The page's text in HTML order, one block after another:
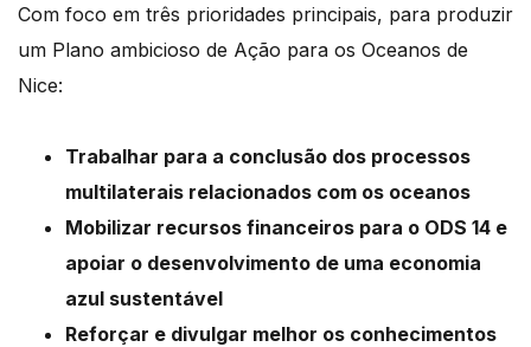
Com foco em três prioridades principais, para produzir
um Plano ambicioso de Ação para os Oceanos de
Nice:
Trabalhar para a conclusão dos processos
multilaterais relacionados com os oceanos
Mobilizar recursos financeiros para o ODS 14 e
apoiar o desenvolvimento de uma economia
azul sustentável
Reforçar e divulgar melhor os conhecimentos